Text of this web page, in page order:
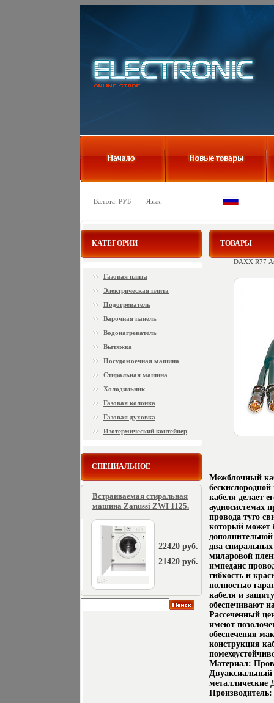
Валюта: РУБ Язык:
КАТЕГОРИИ
Газовая плита
Электрическая плита
Подогреватель
Варочная панель
Водонагреватель
Вытяжка
Посудомоечная машина
Стиральная машина
Холодильник
Газовая колонка
Газовая духовка
Изотермический контейнер
СПЕЦИАЛЬНОЕ
Встраиваемая стиральная
машина Zanussi ZWI 1125.
br>
22420 руб.
21420 руб.
ТОВАРЫ
DAXX R77
Межблочный
кабеля делает
аудиосистемах
провода туго
который может
два
миларовой
импеданс
гибкость и
полностью
кабеля и
обеспечивают
Рассеченный
имеют
обеспечения
конструкция
Материал:
металлические